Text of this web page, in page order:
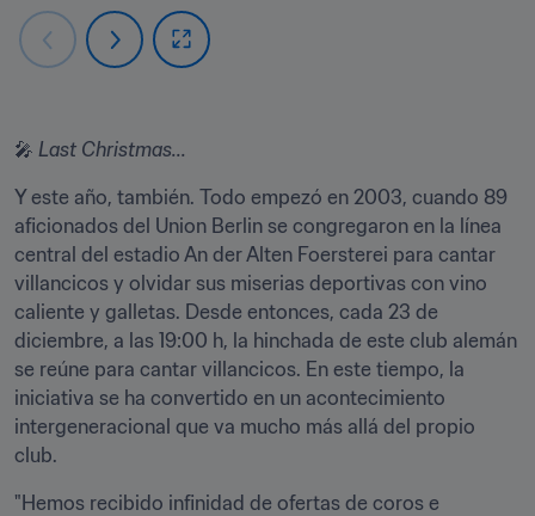
🎤 Last Christmas...
Y este año, también. Todo empezó en 2003, cuando 89
aficionados del Union Berlin se congregaron en la línea
central del estadio An der Alten Foersterei para cantar
villancicos y olvidar sus miserias deportivas con vino
caliente y galletas. Desde entonces, cada 23 de
diciembre, a las 19:00 h, la hinchada de este club alemán
se reúne para cantar villancicos. En este tiempo, la
iniciativa se ha convertido en un acontecimiento
intergeneracional que va mucho más allá del propio
club.
"Hemos recibido infinidad de ofertas de coros e